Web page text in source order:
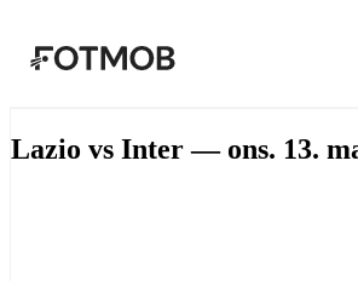
Lazio vs Inter — ons. 13.